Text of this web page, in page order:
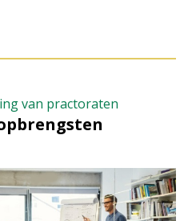
van practoraten